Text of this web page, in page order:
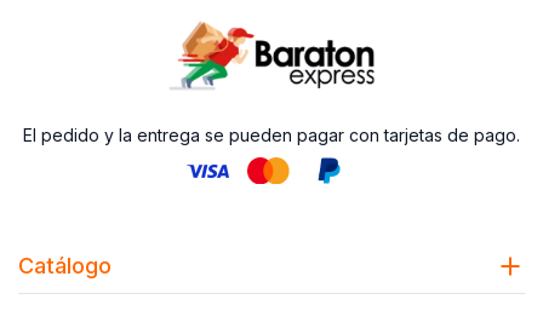
El pedido y la entrega se pueden pagar con tarjetas de pago.
Catálogo